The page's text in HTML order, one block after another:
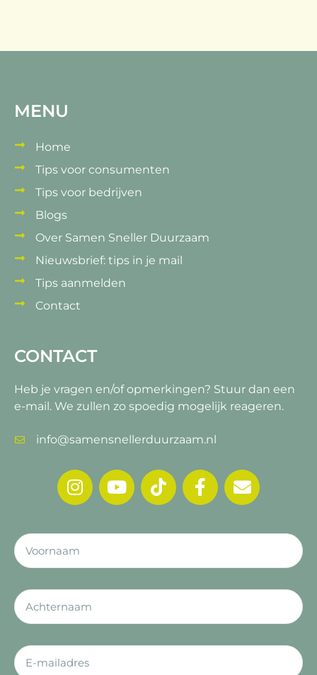
MENU
Home
Tips voor consumenten
Tips voor bedrijven
Blogs
Over Samen Sneller Duurzaam
Nieuwsbrief: tips in je mail
Tips aanmelden
Contact
CONTACT
Heb je vragen en/of opmerkingen? Stuur dan een
e-mail. We zullen zo spoedig mogelijk reageren.
info@samensnellerduurzaam.nl